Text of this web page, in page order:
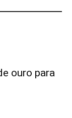
ouro para